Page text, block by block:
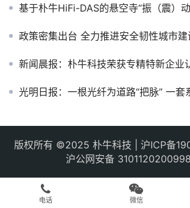
基于朴牛HiFi-DAS的悬空寺“振（震）动风险
政策密集出台 全力推进安全韧性城市建设 未来5年城市生
新闻晨报：朴牛科技荣获专精特新企业认定，引领分
光明日报：一根光纤为道路“把脉” 一套
版权所有 ©2025 朴牛科技 | 沪ICP备
沪公网安备
电话 微信